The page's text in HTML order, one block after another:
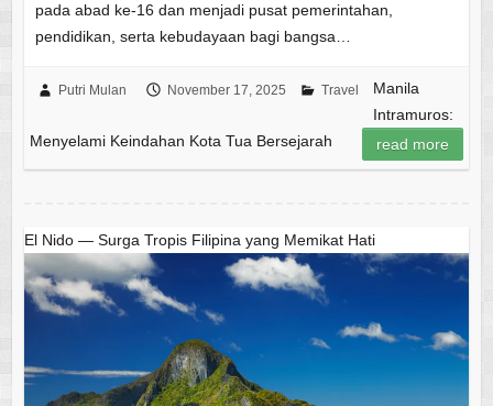
pada abad ke-16 dan menjadi pusat pemerintahan,
pendidikan, serta kebudayaan bagi bangsa…
Putri Mulan November 17, 2025 Travel
Manila
Intramuros:
Menyelami Keindahan Kota Tua Bersejarah
read more
El Nido — Surga Tropis Filipina yang Memikat Hati